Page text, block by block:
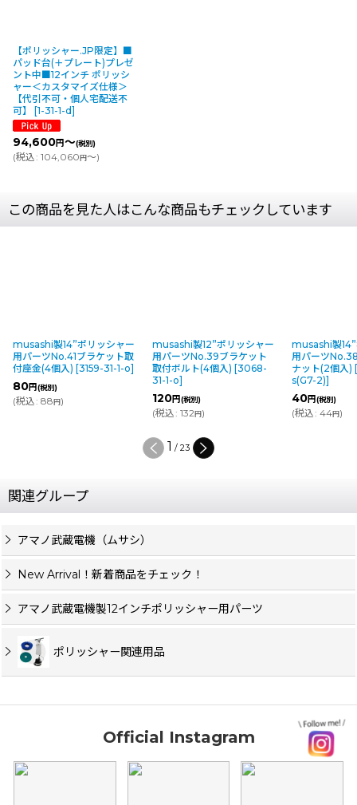
【ポリッシャー.JP限定】■
パッド台(＋プレート)プレゼ
ント中■12インチ ポリッシ
ャー＜カスタマイズ仕様＞
【代引不可・個人宅配送不
可】
[1-31-1-d]
94,600円～(税別)
(税込: 104,060円～)
この商品を見た人はこんな商品もチェックしています
musashi製14”ポリッシャー
用パーツNo.41ブラケット取
付座金(4個入) [3159-31-1-o]
80円(税別)
(税込: 88円)
musashi製12”ポリッシャー
用パーツNo.39ブラケット
取付ボルト(4個入) [3068-
31-1-o]
120円(税別)
(税込: 132円)
musashi製
用パーツ
ナット(2個入)
s(G7-2)]
40円(税別)
(税込: 44円)
2 /23
関連グループ
アマノ武蔵電機（ムサシ）
New Arrival！新着商品をチェック！
アマノ武蔵電機製12インチポリッシャー用パーツ
ポリッシャー関連用品
Official Instagram